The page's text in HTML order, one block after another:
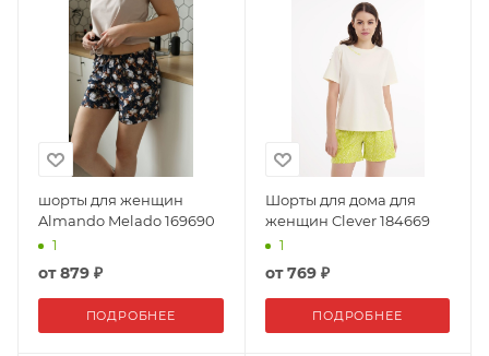
шорты для женщин
Almando Melado 169690
1
от879 ₽
ПОДРОБНЕЕ
Шорты для дома для
женщин Clever 184669
1
от769 ₽
ПОДРОБНЕЕ